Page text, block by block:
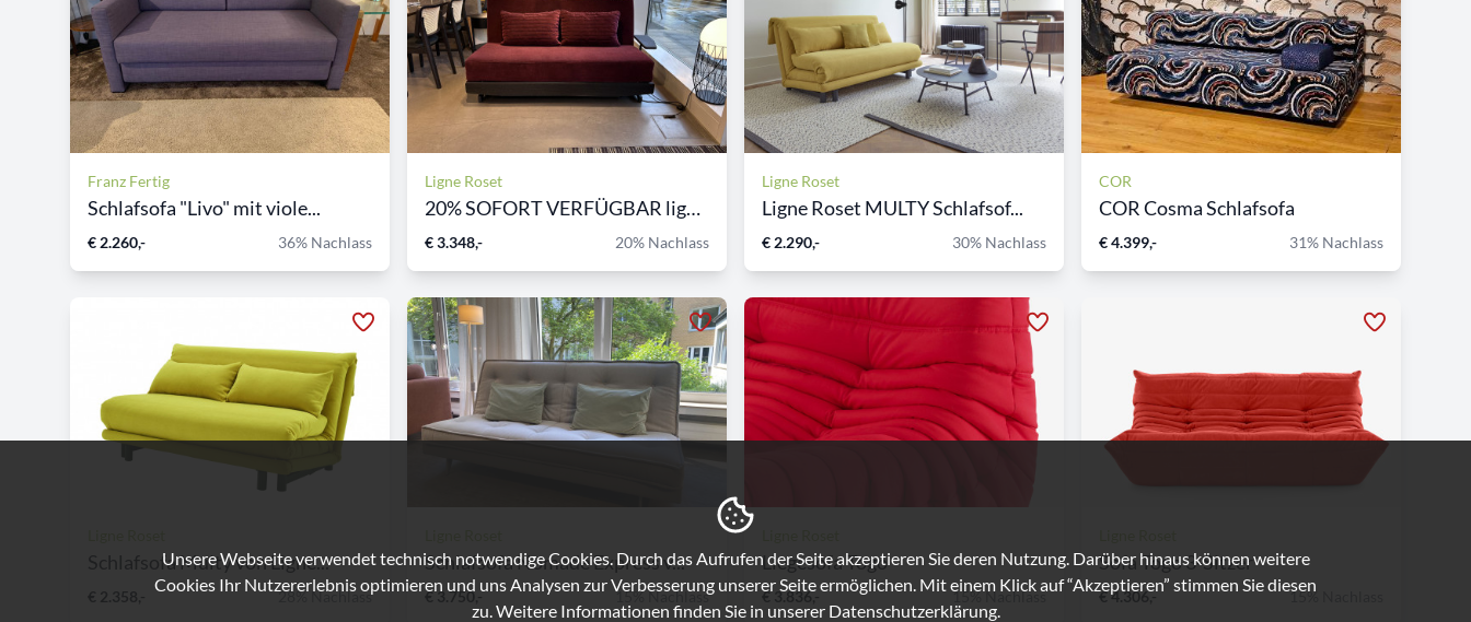
Franz Fertig
Schlafsofa "Livo" mit viole...
€ 2.260,- 36% Nachlass
Ligne Roset
20% SOFORT VERFÜGBAR ligne...
€ 3.348,- 20% Nachlass
Ligne Roset
Ligne Roset MULTY Schlafsof...
€ 2.290,- 30% Nachlass
COR
COR Cosma Schlafsofa
€ 4.399,- 31% Nachlass
Schlafsofa Multy von Ligne...
€ 2.358,- 28% Nachlass
Schlafsofa Nomade Express v...
€ 3.750,- 15% Nachlass
Liegesofa Togo
€ 3.836,- 15% Nachlass
Sofa Togo 3-Sitzer
€ 4.306,- 15% Nachlass
Unsere Webseite verwendet technisch notwendige Cookies. Durch das Aufrufen der Seite akzeptieren Sie deren Nutzung. Darüber hinaus können weitere
Cookies Ihr Nutzererlebnis optimieren und uns Analysen zur Verbesserung unserer Seite ermöglichen. Mit einem Klick auf “Akzeptieren” stimmen Sie diesen
zu. Weitere Informationen finden Sie in unserer Datenschutzerklärung.